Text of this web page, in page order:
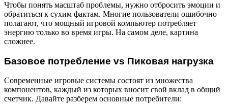
Чтобы понять масштаб проблемы, нужно отбросить эмоции и
обратиться к сухим фактам. Многие пользователи ошибочно
полагают, что мощный игровой компьютер потребляет
энергию только во время игры. На самом деле, картина
сложнее.
Базовое потребление vs Пиковая нагрузка
Современные игровые системы состоят из множества
компонентов, каждый из которых вносит свой вклад в общий
счетчик. Давайте разберем основные потребители: